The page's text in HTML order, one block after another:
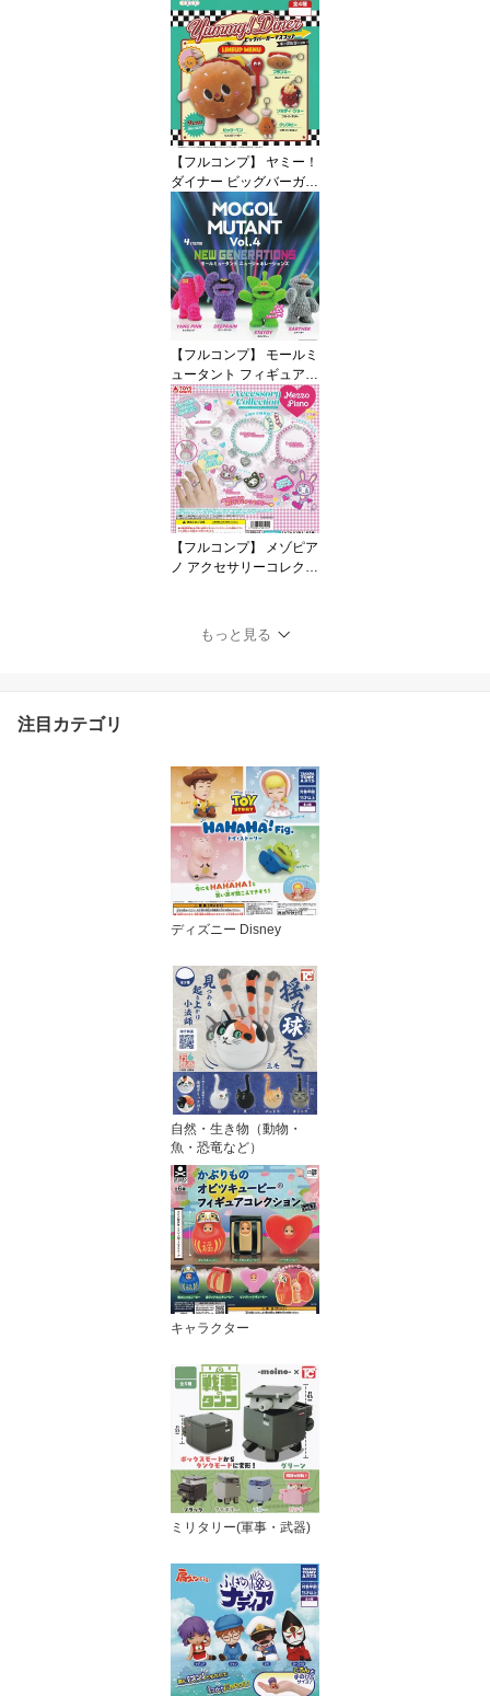
ィギュアマスコット 【全
4種セット】 タカラトミ
ーアーツ DISNEY Stitch
グッズ フィギュア ガチ
ャガチャ カプセルトイ
即納 在庫品 送料無料 追
跡あり
【フルコンプ】 ヤミー！
ダイナー ビッグバーガー
マスコット 【全4種セッ
ト】 アオホップ Yumm
y！ Diner グッズ ガチャ
ガチャ カプセルトイ 即
納 在庫品 送料無料 追跡
あり
【フルコンプ】 モールミ
ュータント フィギュアコ
レクション Vol.4 ニュー
ジェネレーションズ 【全
4種セット】 ケンエレフ
ァント MOGOL MUTANT
NEW GENERATIONS グ
ッズ フィギュア ガチャ
ガチャ カプセルトイ 即
納 在庫品 送料無料 追跡
あり
【フルコンプ】 メゾピア
ノ アクセサリーコレクシ
iano Accessory Collectio
n グッズ ガチャガチャ カ
もっと見る
注目カテゴリ
ディズニー Disney
自然・生き物（動物・
魚・恐竜など）
キャラクター
ミリタリー(軍事・武器)